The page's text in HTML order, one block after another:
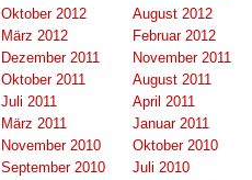
Oktober 2012
August 2012
März 2012
Februar 2012
Dezember 2011
November 2011
Oktober 2011
August 2011
Juli 2011
April 2011
März 2011
Januar 2011
November 2010
Oktober 2010
September 2010
Juli 2010